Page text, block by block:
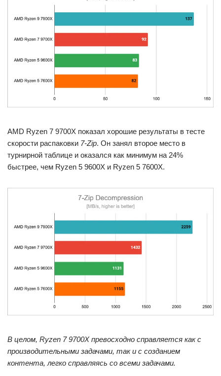
AMD Ryzen 7 9700X показал хорошие результаты в тесте
скорости распаковки 7-Zip. Он занял второе место в
турнирной таблице и оказался как минимум на 24%
быстрее, чем Ryzen 5 9600X и Ryzen 5 7600X.
В целом, Ryzen 7 9700X превосходно справляется как с
производительными задачами, так и с созданием
контента, легко справляясь со всеми задачами.